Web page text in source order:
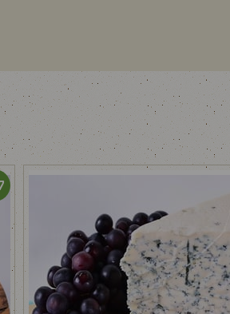
adresinden, Whatsapp